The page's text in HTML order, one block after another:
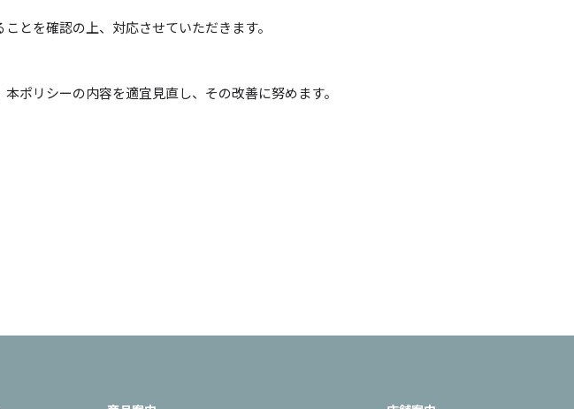
とを確認の上、対応させていただきます。
ポリシーの内容を適宜見直し、その改善に努めます。